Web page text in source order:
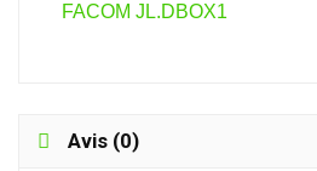
FACOM JL.DBOX1
Avis (0)